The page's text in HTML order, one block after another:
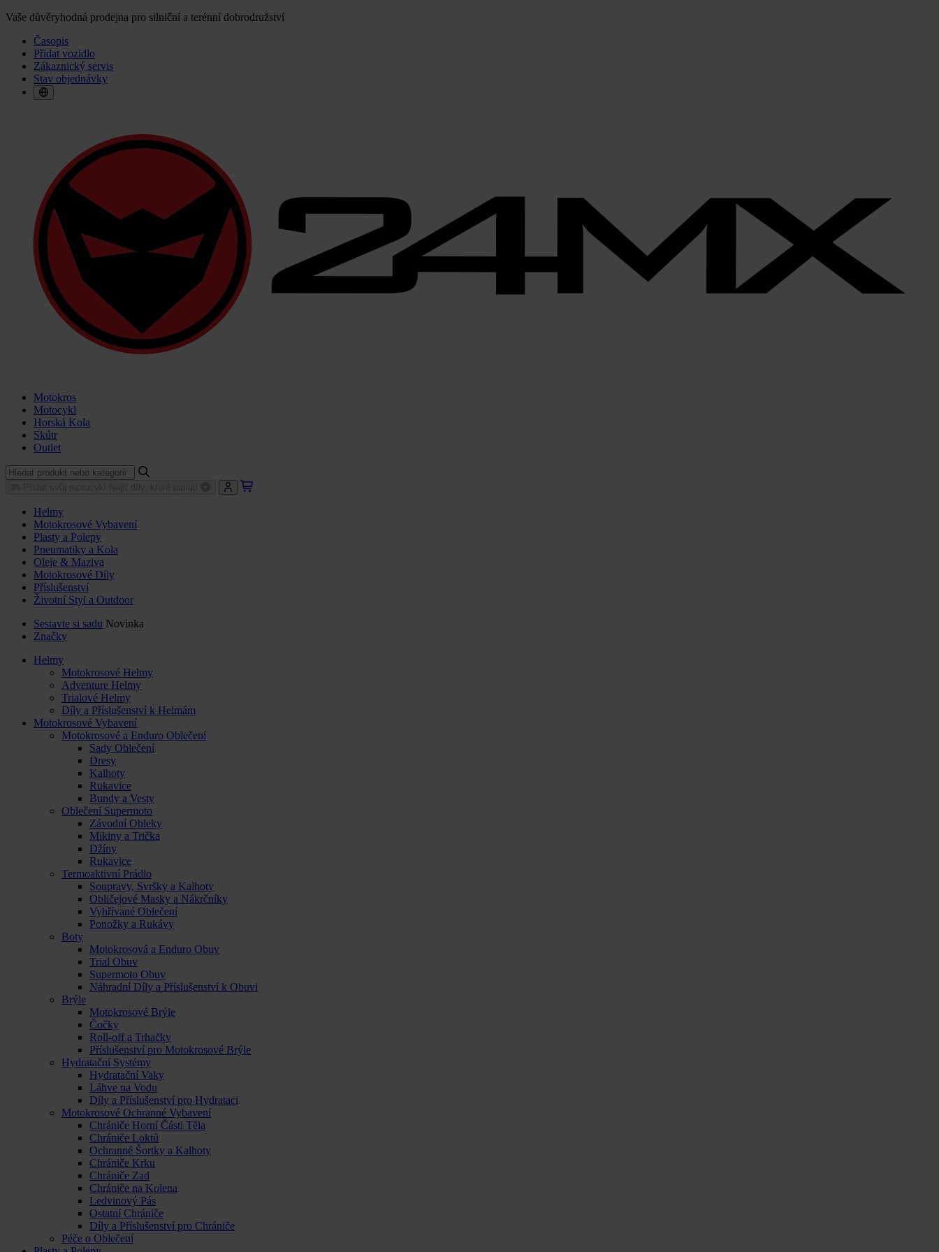
Vaše důvěryhodná prodejna pro silniční a terénní dobrodružství
Časopis
Přidat vozidlo
Zákaznický servis
Stav objednávky
Motokros
Motocykl
Horská Kola
Skútr
Outlet
Helmy
Motokrosové Vybavení
Plasty a Polepy
Pneumatiky a Kola
Oleje & Maziva
Motokrosové Díly
Příslušenství
Životní Styl a Outdoor
Sestavte si sadu Novinka
Značky
Helmy
Motokrosové Helmy
Adventure Helmy
Trialové Helmy
Díly a Příslušenství k Helmám
Motokrosové Vybavení
Motokrosové a Enduro Oblečení
Sady Oblečení
Dresy
Kalhoty
Rukavice
Bundy a Vesty
Oblečení Supermoto
Závodní Obleky
Mikiny a Trička
Džíny
Rukavice
Termoaktivní Prádlo
Soupravy, Svršky a Kalhoty
Obličejové Masky a Nákrčníky
Vyhřívané Oblečení
Ponožky a Rukávy
Boty
Motokrosová a Enduro Obuv
Trial Obuv
Supermoto Obuv
Náhradní Díly a Příslušenství k Obuvi
Brýle
Motokrosové Brýle
Čočky
Roll-off a Trhačky
Příslušenství pro Motokrosové Brýle
Hydratační Systémy
Hydratační Vaky
Láhve na Vodu
Díly a Příslušenství pro Hydrataci
Motokrosové Ochranné Vybavení
Chrániče Horní Části Těla
Chrániče Loktů
Ochranné Šortky a Kalhoty
Chrániče Krku
Chrániče Zad
Chrániče na Kolena
Ledvinový Pás
Ostatní Chrániče
Díly a Příslušenství pro Chrániče
Péče o Oblečení